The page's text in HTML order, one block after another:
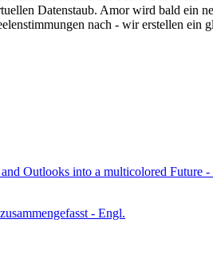
Datenstaub. Amor wird bald ein
nach - wir erstellen ein
Outlooks into a multicolored Future
- Engl.